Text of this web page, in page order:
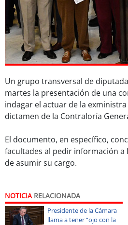
Un grupo transversal de
martes la presentación de una
indagar el actuar de la
dictamen de la Contraloría
El documento, en específico,
facultades al pedir información a
de asumir su cargo.
NOTICIARELACIONADA
Presidente de la Cámara
llama a tener “ojo con la